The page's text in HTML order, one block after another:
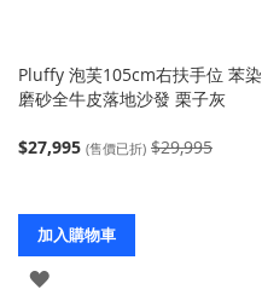
Pluffy 泡芙105cm右扶手位 苯染
磨砂全牛皮落地沙發 栗子灰
$27,995 (售價已折) $29,995
加入購物車
登